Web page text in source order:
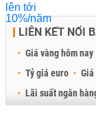
LIÊN KẾT NỔI
Giá vàng hôm nay
Tỷ giá euro
Giá
Lãi suất ngân